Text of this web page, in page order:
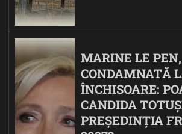
MARINE LE PEN,
CONDAMNATĂ
ÎNCHISOARE:
CANDIDA
PREȘEDINȚIA